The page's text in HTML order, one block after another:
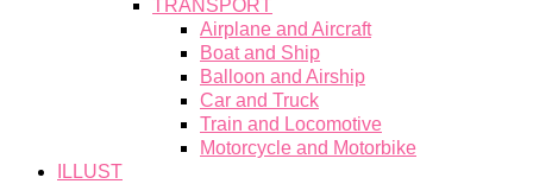
TRANSPORT
Airplane and Aircraft
Boat and Ship
Balloon and Airship
Car and Truck
Train and Locomotive
Motorcycle and Motorbike
ILLUST